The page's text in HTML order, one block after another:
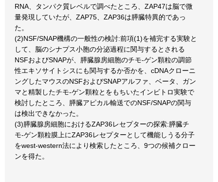
RNA、タンパク質レベルで調べたところ、ZAP47は脳で微
量発現していたが、ZAP75、ZAP36は膵臓特異的であっ
た。
(2)NSF/SNAP機構の一般性の検討:前項(1)を補完する実験と
して、脳のシナプス小胞の分泌過程に関与するとされる
NSFおよびSNAPが、膵臓腺房細胞のチモ-ゲン顆粒の調節
性エキソサイトシスにも関与するか否かを、cDNAクローニ
ングしたマウスのNSFおよびSNAPアルファ、ベータ、ガン
マと精製したチモ-ゲン顆粒とをもちいたインビトロ実験で
検討したところ、膵臓アピカル輸送でのNSF/SNAPの関与
は検出できなかった。
(3)膵臓腺房細胞におけるZAP36レセプターの探索:膵臓チ
モ-ゲン顆粒膜上にZAP36レセプターとして機能しうる分子
をwest-western法により検索したところ、9つの候補クロー
ンを得た。